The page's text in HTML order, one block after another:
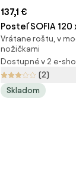
137,1 €
Posteľ SOFIA
Rošt: S
matraca
Vrátane roštu, v
nožičkami
Dostupné v 2 e-
(2)
Skladom